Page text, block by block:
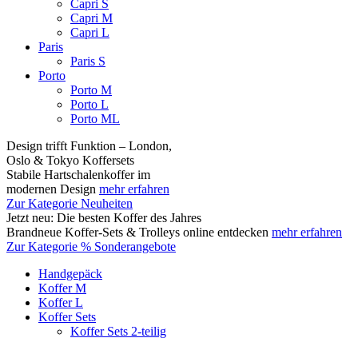
Capri S
Capri M
Capri L
Paris
Paris S
Porto
Porto M
Porto L
Porto ML
Design trifft Funktion – London,
Oslo & Tokyo Koffersets
Stabile Hartschalenkoffer im
modernen Design mehr erfahren
Zur Kategorie Neuheiten
Jetzt neu: Die besten Koffer des Jahres
Brandneue Koffer-Sets & Trolleys online entdecken mehr erfahren
Zur Kategorie % Sonderangebote
Handgepäck
Koffer M
Koffer L
Koffer Sets
Koffer Sets 2-teilig